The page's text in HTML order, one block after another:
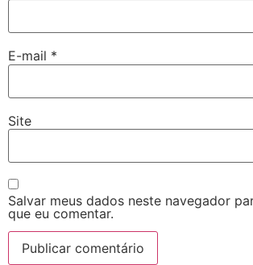
E-mail *
Site
Salvar meus dados neste navegador
que eu comentar.